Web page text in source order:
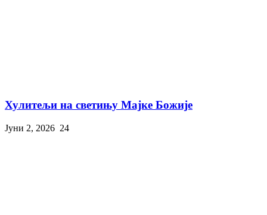
Хулитељи на светињу Мајке Божије
Јуни 2, 2026 24